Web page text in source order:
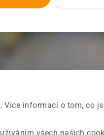
Více informací o tom, co
všech našich